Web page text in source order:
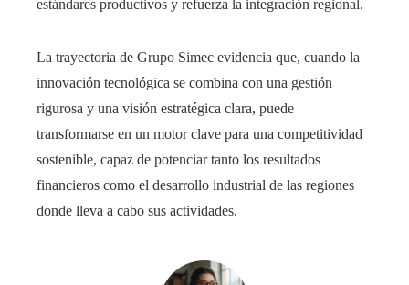
estándares productivos y refuerza la integración regional.
La trayectoria de Grupo Simec evidencia que, cuando la
innovación tecnológica se combina con una gestión
rigurosa y una visión estratégica clara, puede
transformarse en un motor clave para una competitividad
sostenible, capaz de potenciar tanto los resultados
financieros como el desarrollo industrial de las regiones
donde lleva a cabo sus actividades.